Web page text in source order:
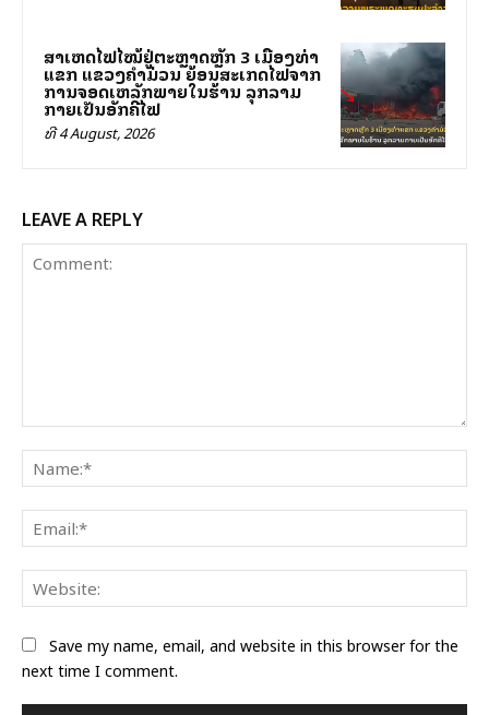
ສາເຫດໄຟໄໝ້ຢູ່ຕະຫຼາດຫຼັກ 3 ເມືອງທ່າ
ແຂກ ແຂວງຄໍາມ່ວນ ຍ້ອນສະເກັດໄຟຈາກ
ການຈອດເຫລັກພາຍໃນຮ້ານ ລຸກລາມ
ກາຍເປັນອັກຄີໄຟ
ທີ 4 August, 2026
LEAVE A REPLY
Save my name, email, and website in this browser for the
next time I comment.